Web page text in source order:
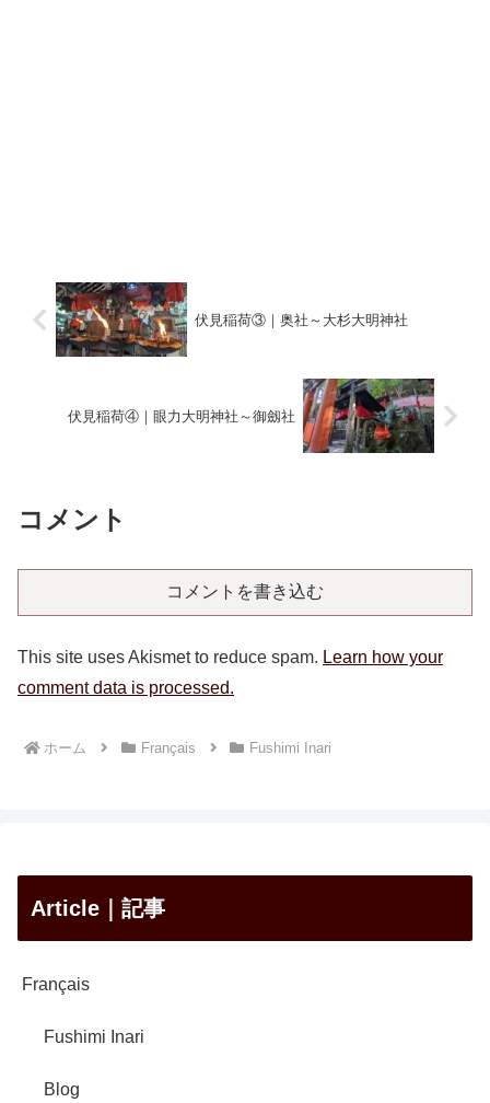
伏見稲荷③｜奥社～大杉大明神社
伏見稲荷④｜眼力大明神社～御劔社
コメント
コメントを書き込む
This site uses Akismet to reduce spam. Learn how your
comment data is processed.
ホーム Français Fushimi Inari
Article｜記事
Français
Fushimi Inari
Blog